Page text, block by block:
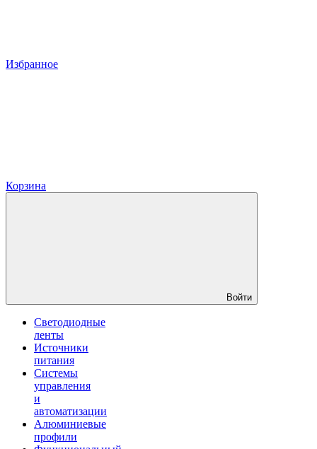
Избранное
Корзина
Войти
Светодиодные
ленты
Источники
питания
Системы
управления
и
автоматизации
Алюминиевые
профили